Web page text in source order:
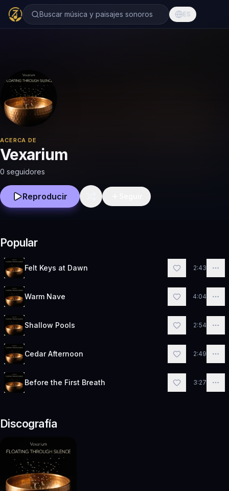
Buscar música y paisajes sonoros ES
ACERCA DE
Vexarium
0 seguidores
Reproducir
Popular
Felt Keys at Dawn 2:43
Warm Nave 4:04
Shallow Pools 2:54
Cedar Afternoon 2:49
Before the First Breath 3:27
Discografía